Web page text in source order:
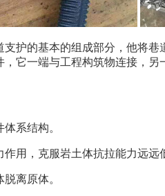
支护的基本的组成部分，他将
它一端与工程构筑物连接，
系结构。
作用，克服岩土体抗拉能力远远
离原体。